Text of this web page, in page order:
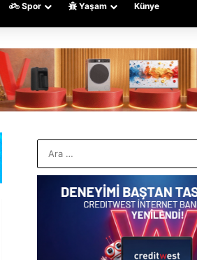
Spor Yaşam Künye